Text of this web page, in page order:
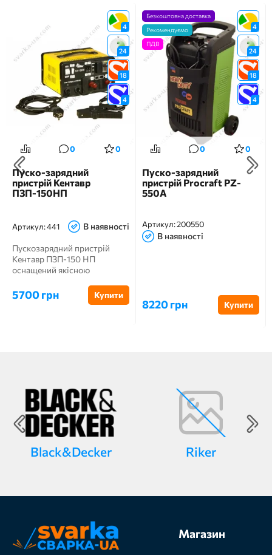
4
24
18
4
0 0
Пуско-зарядний
пристрій Кентавр
ПЗП-150НП
Артикул:441 В наявності
Пускозарядний пристрій
Кентавр ПЗП-150 НП
оснащений якісною
його наявності ...
5700 грн Купити
4
24
18
4
Безкоштовна доставка
Рекомендуємо
ПДВ
0 0
Пуско-зарядний
пристрій Procraft PZ-
550A
Артикул:200550
В наявності
8220 грн Купити
Black&Decker Riker
Магазин